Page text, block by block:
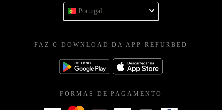
Portugal
FAZ O DOWNLOAD DA APP REFURBED
FORMAS DE PAGAMENTO